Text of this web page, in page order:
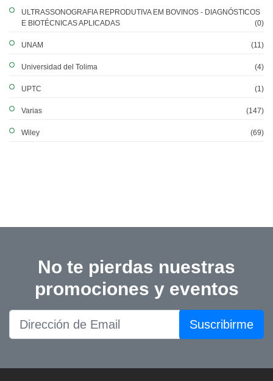
ULTRASSONOGRAFIA REPRODUTIVA EM BOVINOS - DIAGNÓSTICOS
E BIOTÉCNICAS APLICADAS
(0)
UNAM (11)
Universidad del Tolima (4)
UPTC (1)
Varias (147)
Wiley (69)
No te pierdas nuestras
promociones y eventos
Suscribirme